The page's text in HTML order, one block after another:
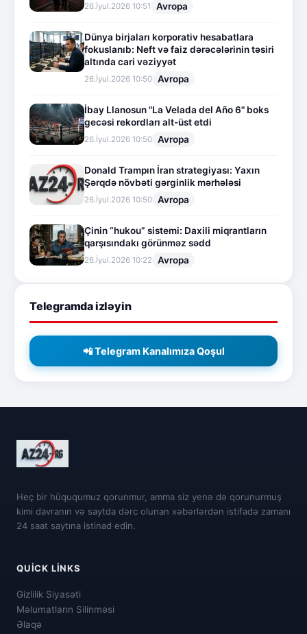
26.İyul.2026 10:51 Avropa
Dünya birjaları korporativ hesabatlara
fokuslanıb: Neft və faiz dərəcələrinin təsiri
altında cari vəziyyət
26.İyul.2026 10:50 Avropa
İbay Llanosun "La Velada del Año 6" boks
gecəsi rekordları alt-üst etdi
26.İyul.2026 10:50 Avropa
Donald Trampın İran strategiyası: Yaxın
Şərqdə növbəti gərginlik mərhələsi
26.İyul.2026 10:50 Avropa
Çinin “hukou” sistemi: Daxili miqrantların
qarşısındakı görünməz sədd
26.İyul.2026 10:22 Avropa
Telegramda izləyin
📲 Telegram Kanalımıza Qoşul
Heç bir hüququmuz qorunmur, amma siz yenə də qorunurmuş
kimi davranın və saytda dərc olunan xəbərlərdən istifadə zamanı
24 saat saytına istinad edin.
QUICK LINKS
Gizlilik Siyasəti
Məlumatların Silinməsi
Əlaqə